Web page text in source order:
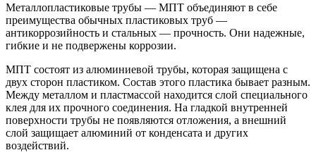
Металлопластиковые трубы — МПТ объединяют в себе
преимущества обычных пластиковых труб —
антикоррозийность и стальных — прочность. Они надежные,
гибкие и не подвержены коррозии.
МПТ состоят из алюминиевой трубы, которая защищена с
двух сторон пластиком. Состав этого пластика бывает разным.
Между металлом и пластмассой находится слой специального
клея для их прочного соединения. На гладкой внутренней
поверхности трубы не появляются отложения, а внешний
слой защищает алюминий от конденсата и других
воздействий.